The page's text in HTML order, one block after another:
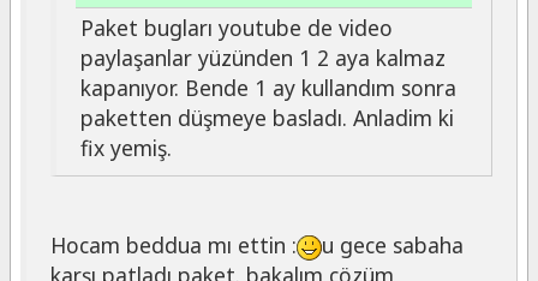
Paket bugları youtube de video
paylaşanlar yüzünden 1 2 aya kalmaz
kapanıyor. Bende 1 ay kullandım sonra
paketten düşmeye basladı. Anladim ki
fix yemiş.
Hocam beddua mı ettin :
u gece sabaha